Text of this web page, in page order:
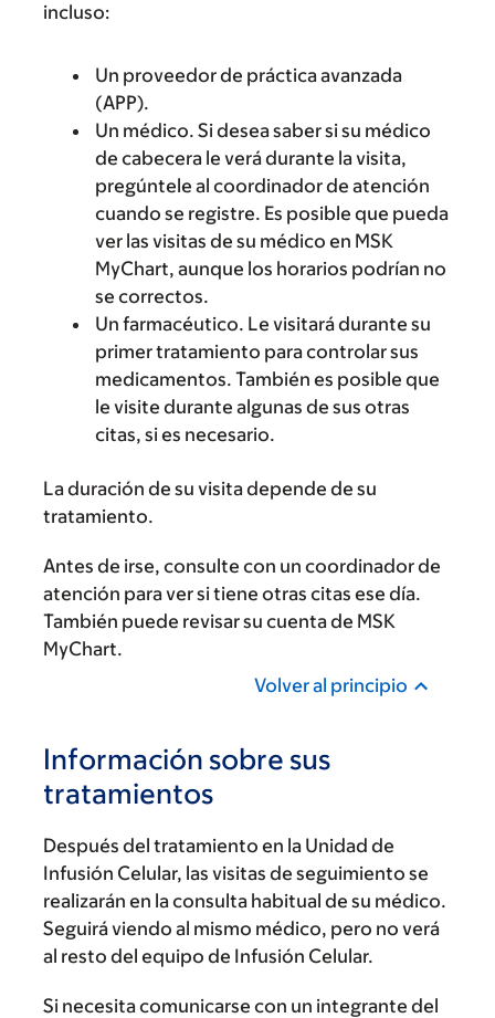
incluso:
Un proveedor de práctica avanzada
(APP).
Un médico. Si desea saber si su médico
de cabecera le verá durante la visita,
pregúntele al coordinador de atención
cuando se registre. Es posible que pueda
ver las visitas de su médico en MSK
MyChart, aunque los horarios podrían no
se correctos.
Un farmacéutico. Le visitará durante su
primer tratamiento para controlar sus
medicamentos. También es posible que
le visite durante algunas de sus otras
citas, si es necesario.
La duración de su visita depende de su
tratamiento.
Antes de irse, consulte con un coordinador de
atención para ver si tiene otras citas ese día.
También puede revisar su cuenta de MSK
MyChart.
Volver al principio
Información sobre sus
tratamientos
Después del tratamiento en la Unidad de
Infusión Celular, las visitas de seguimiento se
realizarán en la consulta habitual de su médico.
Seguirá viendo al mismo médico, pero no verá
al resto del equipo de Infusión Celular.
Si necesita comunicarse con un integrante del